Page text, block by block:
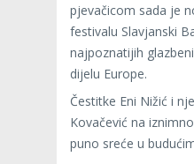
pjevačicom sada je
festivalu Slavjanski
najpoznatijih
dijelu Europe.
Čestitke Eni Nižić i
Kovačević na
puno sreće u